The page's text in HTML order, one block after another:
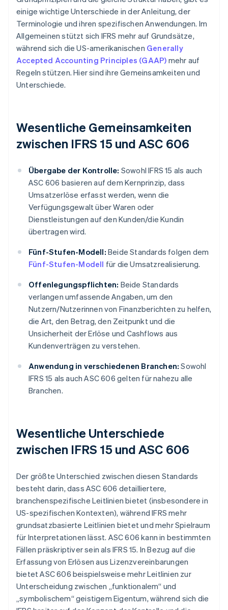
einige wichtige Unterschiede in der Anleitung, der
Terminologie und ihren spezifischen Anwendungen. Im
Allgemeinen stützt sich IFRS mehr auf Grundsätze,
während sich die US-amerikanischen Generally
Accepted Accounting Principles (GAAP) mehr auf
Regeln stützen. Hier sind ihre Gemeinsamkeiten und
Unterschiede.
Wesentliche Gemeinsamkeiten
zwischen IFRS 15 und ASC 606
Übergabe der Kontrolle: Sowohl IFRS 15 als auch
ASC 606 basieren auf dem Kernprinzip, dass
Umsatzerlöse erfasst werden, wenn die
Verfügungsgewalt über Waren oder
Dienstleistungen auf den Kunden/die Kundin
übertragen wird.
Fünf-Stufen-Modell: Beide Standards folgen dem
Fünf-Stufen-Modell für die Umsatzrealisierung.
Offenlegungspflichten: Beide Standards
verlangen umfassende Angaben, um den
Nutzern/Nutzerinnen von Finanzberichten zu helfen,
die Art, den Betrag, den Zeitpunkt und die
Unsicherheit der Erlöse und Cashflows aus
Kundenverträgen zu verstehen.
Anwendung in verschiedenen Branchen: Sowohl
IFRS 15 als auch ASC 606 gelten für nahezu alle
Branchen.
Wesentliche Unterschiede
zwischen IFRS 15 und ASC 606
Der größte Unterschied zwischen diesen Standards
besteht darin, dass ASC 606 detailliertere,
branchenspezifische Leitlinien bietet (insbesondere in
US-spezifischen Kontexten), während IFRS mehr
grundsatzbasierte Leitlinien bietet und mehr Spielraum
für Interpretationen lässt. ASC 606 kann in bestimmten
Fällen präskriptiver sein als IFRS 15. In Bezug auf die
Erfassung von Erlösen aus Lizenzvereinbarungen
bietet ASC 606 beispielsweise mehr Leitlinien zur
Unterscheidung zwischen „funktionalem“ und
„symbolischem“ geistigem Eigentum, während sich die